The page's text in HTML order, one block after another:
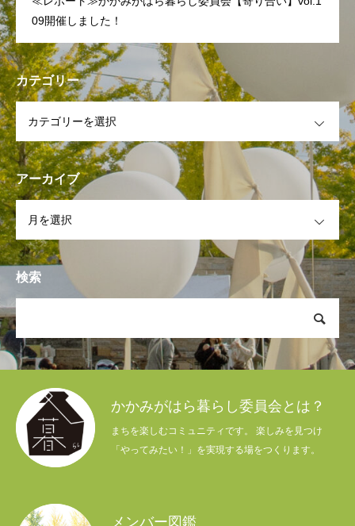
09開催しました！
カテゴリー
アーカイブ
検索
かかみがはら暮らし委員会とは？
まちを楽しむコミュニティです。 楽しみを見つけ
「やってみたい！」を実現する場をつくります。
メンバー図鑑